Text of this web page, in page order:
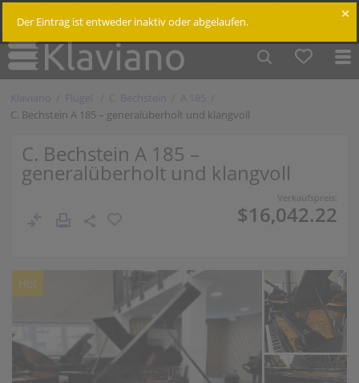
Cm /
Der Eintrag ist entweder inaktiv oder abgelaufen.
Klaviano Flügel C. Bechstein
A 185
C. Bechstein A 185 – generalüberholt und klangvoll
C. Bechstein A 185 –
generalüberholt und klangvoll
Verkaufspreis:
$16,042.22
Hot